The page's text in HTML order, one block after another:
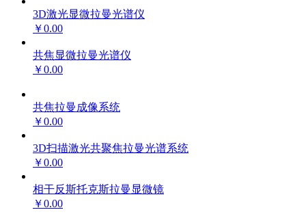
3D激光显微拉曼光谱仪
￥0.00
共焦显微拉曼光谱仪
￥0.00
共焦拉曼成像系统
￥0.00
3D扫描激光共聚焦拉曼光谱系统
￥0.00
相干反斯托克斯拉曼显微镜
￥0.00